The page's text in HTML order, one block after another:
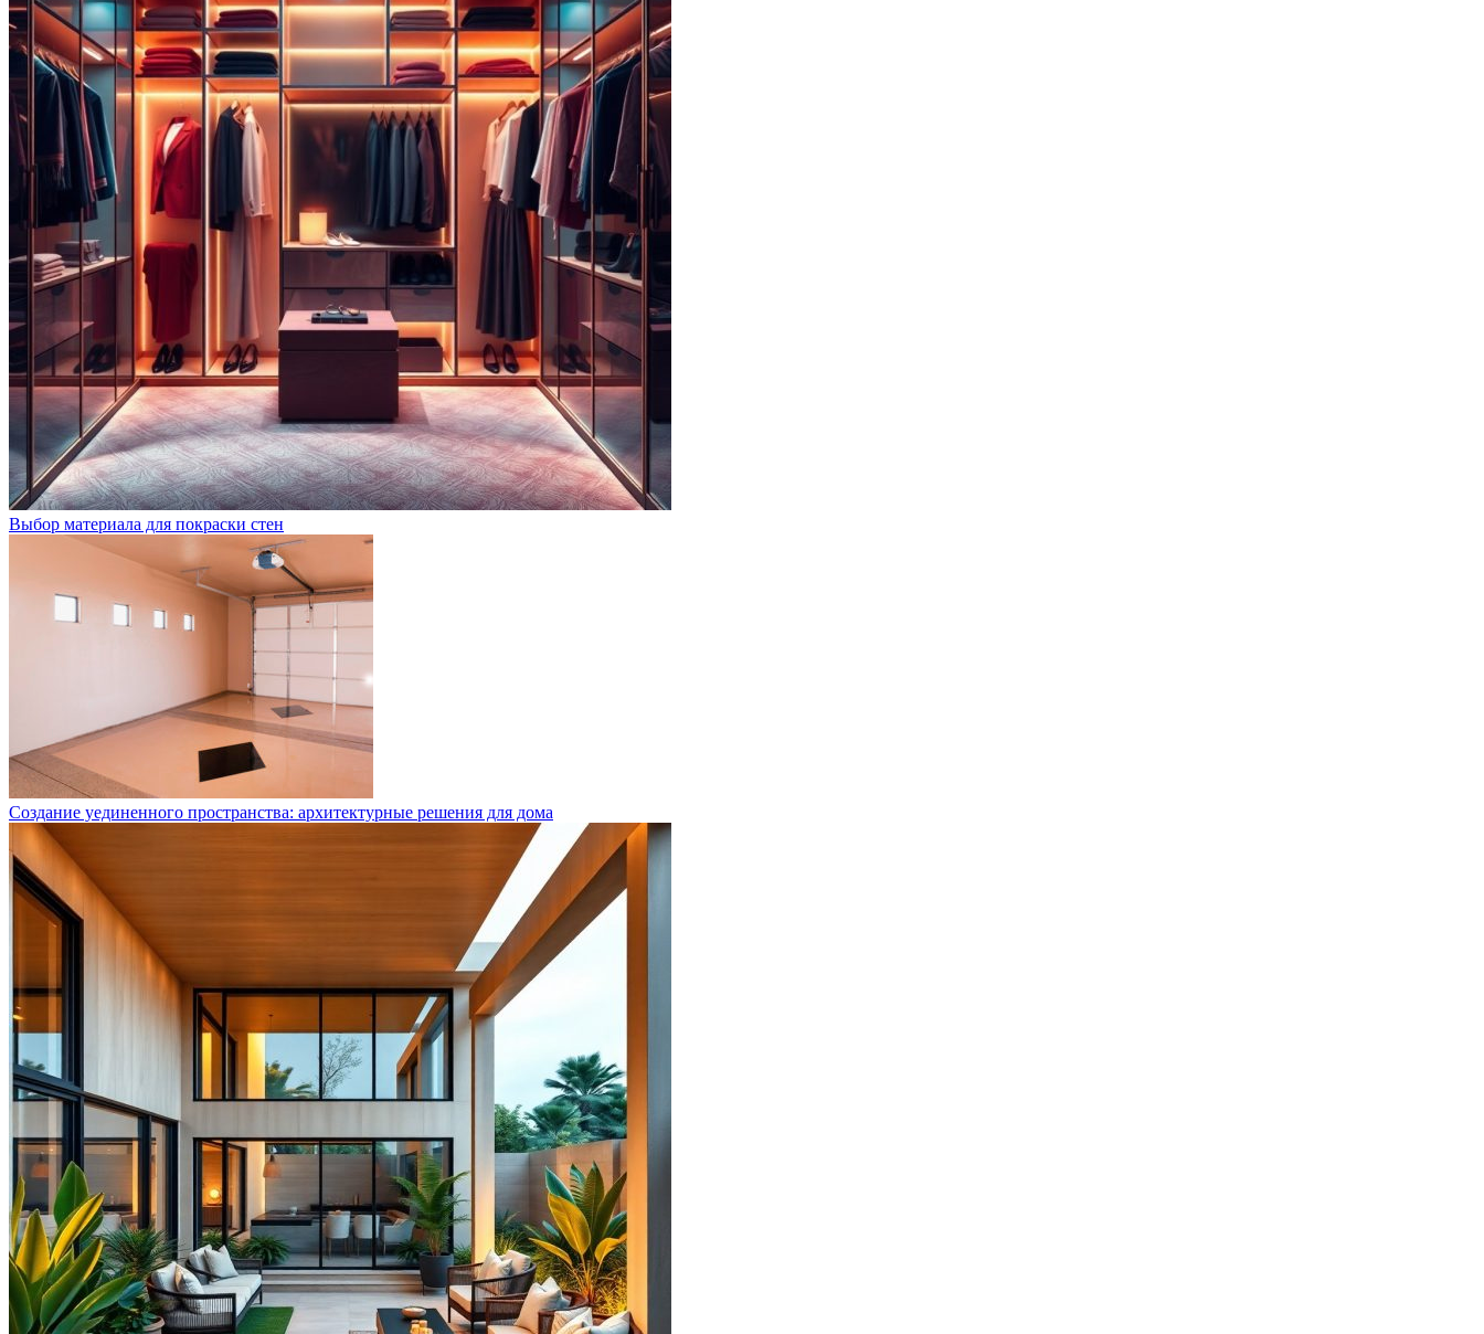
Выбор материала для покраски стен
Создание уединенного пространства: архитектурные решения для дома